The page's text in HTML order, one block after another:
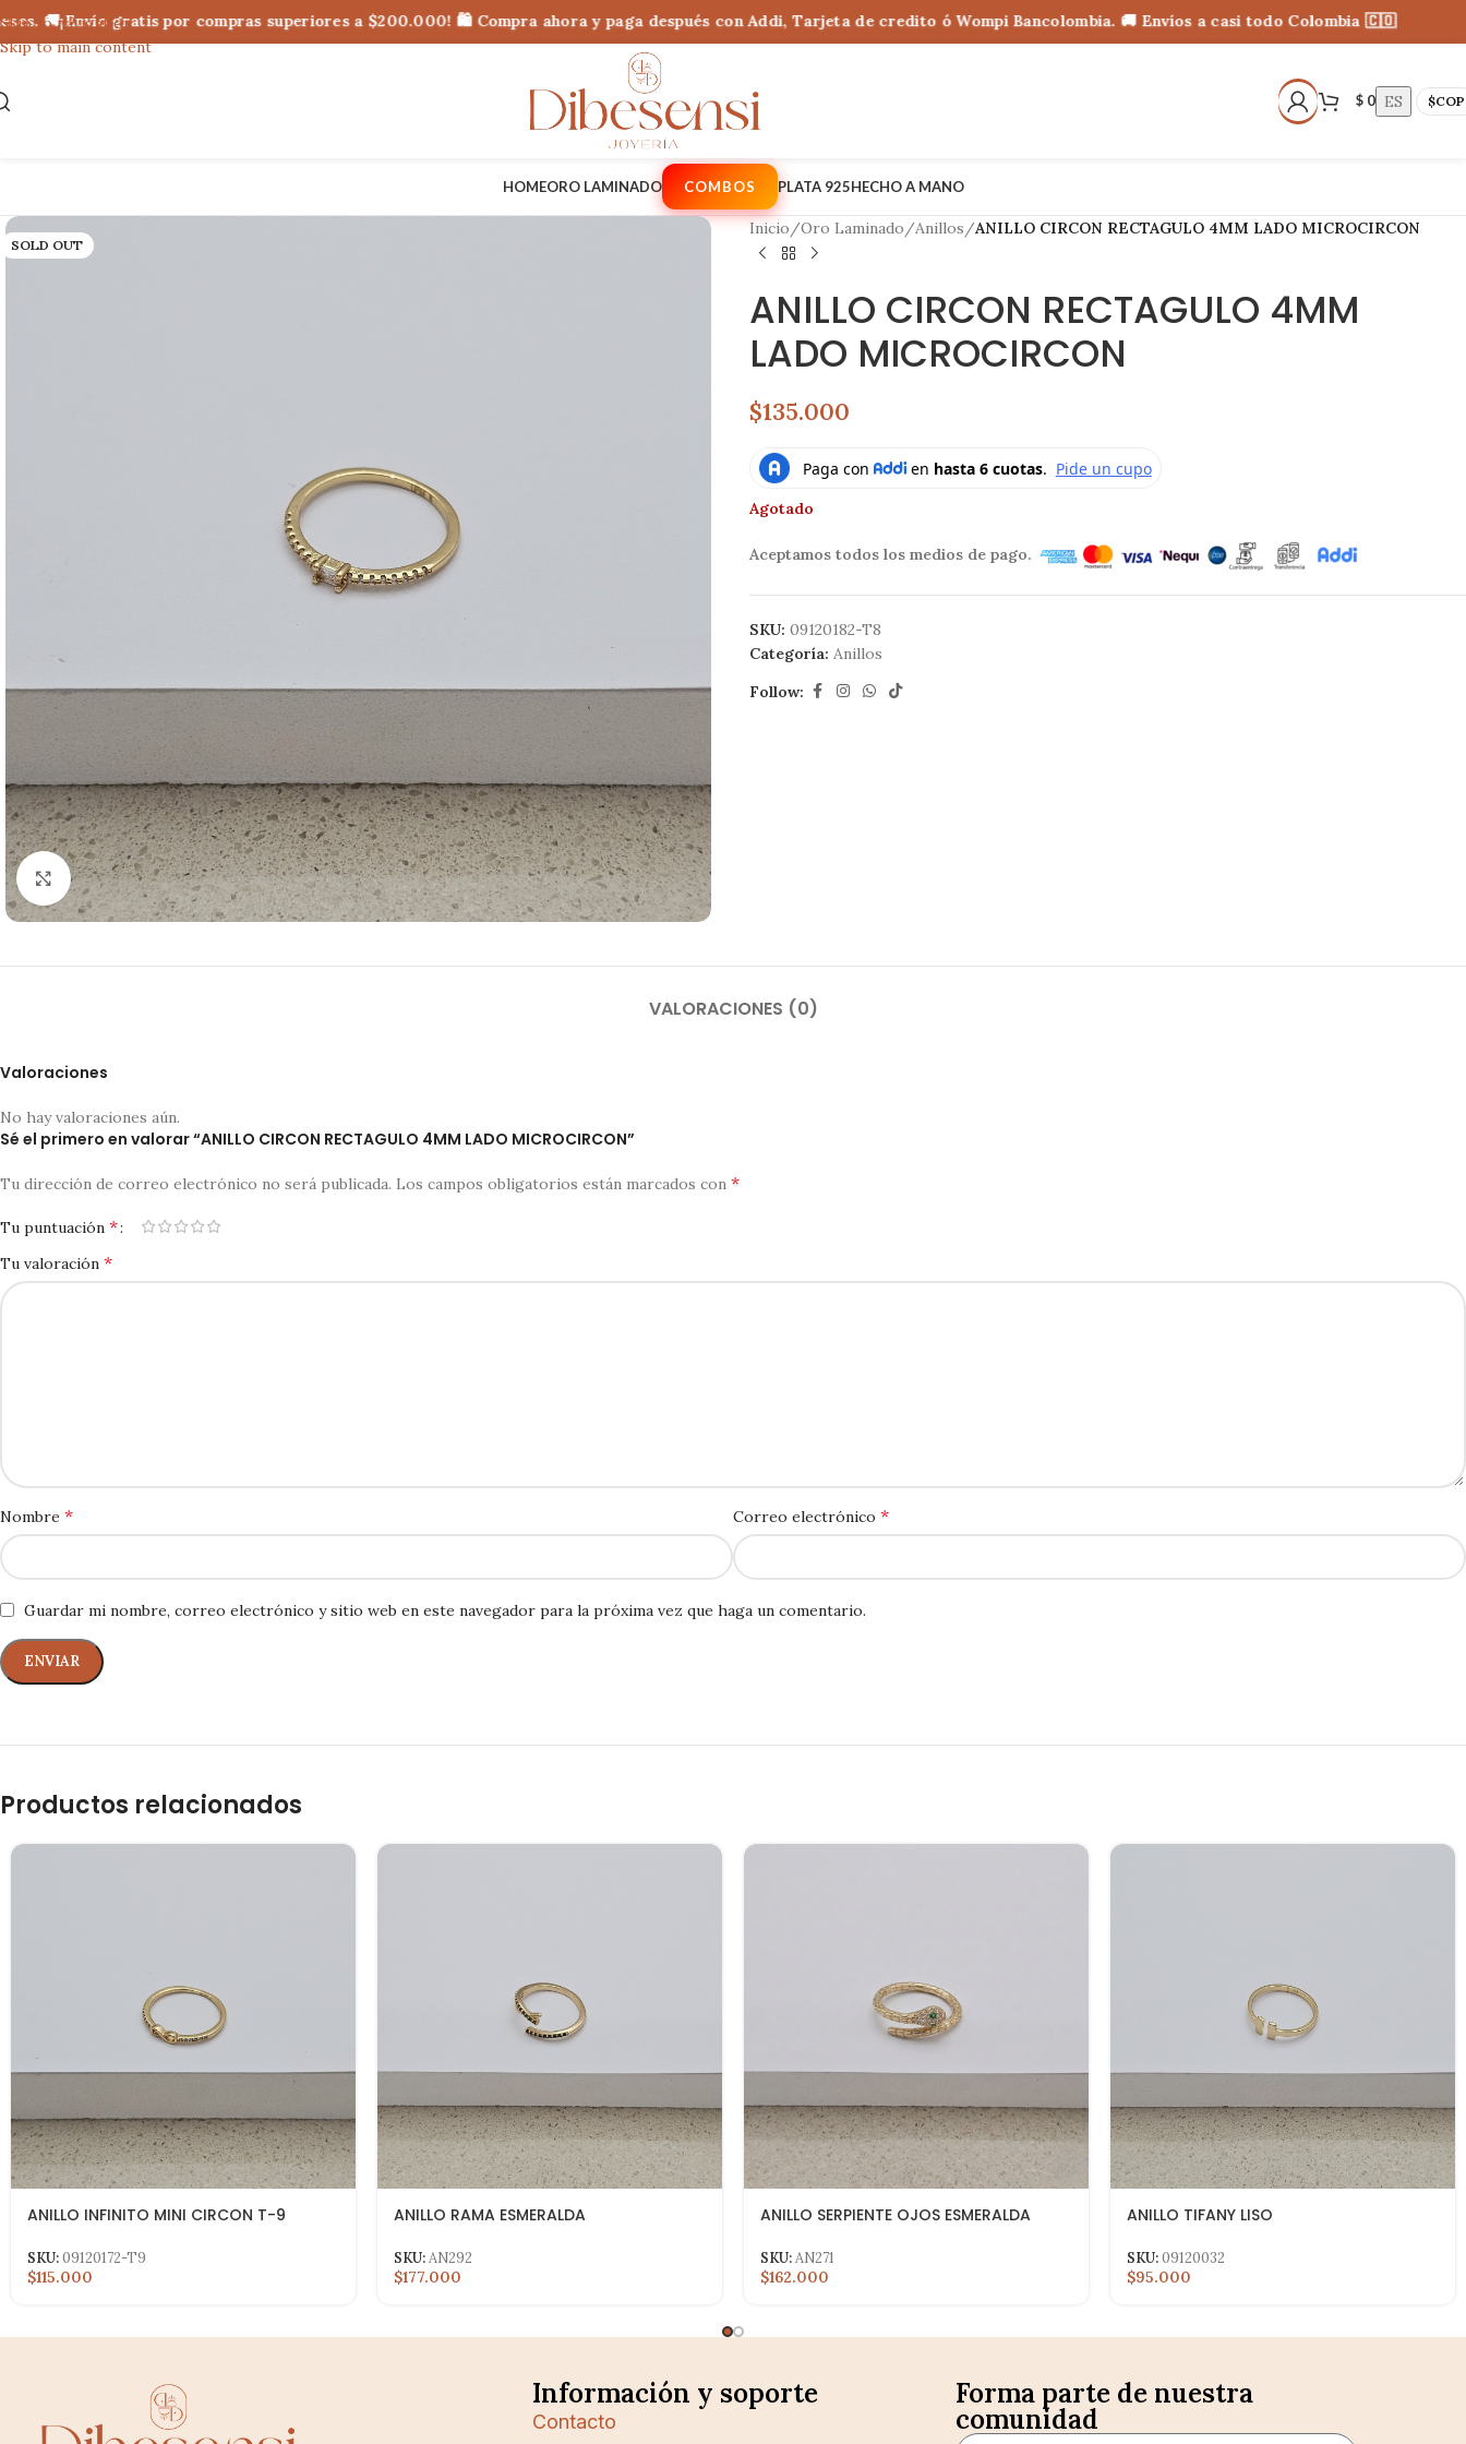
Skip to navigation
Skip to main content
🚚¡Envío gratis por compras superiores a $200.000! 🛍 Compra ahora y paga después con Addi, Tarjeta de credito ó Wompi Bancolombia. 🚚 Envíos a casi todo Colombia 🇨🇴
$ 0 ES $COP
HOMEORO LAMINADO COMBOS PLATA 925HECHO A MANO
SOLD OUT
Click to enlarge
Inicio/Oro Laminado/Anillos/ANILLO CIRCON RECTAGULO 4MM LADO MICROCIRCON
ANILLO CIRCON RECTAGULO 4MM
LADO MICROCIRCON
$135.000
Agotado
Aceptamos todos los medios de pago.
SKU: 09120182-T8
Categoría: Anillos
Follow:
VALORACIONES (0)
Valoraciones
No hay valoraciones aún.
Sé el primero en valorar “ANILLO CIRCON RECTAGULO 4MM LADO MICROCIRCON”
Tu dirección de correo electrónico no será publicada. Los campos obligatorios están marcados con *
Tu puntuación *
Tu valoración *
Nombre * Correo electrónico *
Guardar mi nombre, correo electrónico y sitio web en este navegador para la próxima vez que haga un comentario.
Productos relacionados
ANILLO INFINITO MINI CIRCON T-9
SKU:09120172-T9
$115.000
ANILLO RAMA ESMERALDA
SKU: AN292
$177.000
ANILLO SERPIENTE OJOS ESMERALDA
SKU: AN271
$162.000
ANILLO TIFANY LISO
SKU:09120032
$95.000
Información y soporte
Contacto
Forma parte de nuestra
comunidad